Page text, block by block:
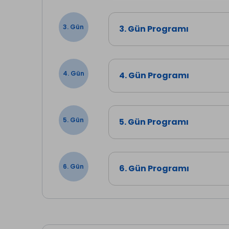
Yukarıdaki hareket
3. Gün 3. Gün Programı
4. Gün 4. Gün Programı
5. Gün 5. Gün Programı
6. Gün 6. Gün Programı